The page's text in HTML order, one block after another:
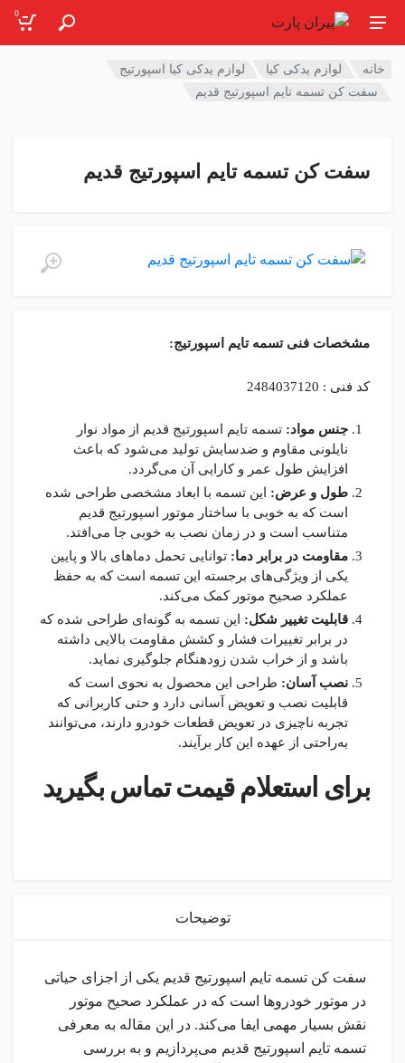
0
خانه لوازم یدکی کیا
لوازم یدکی کیا اسپورتیج
سفت کن تسمه تایم اسپورتیج قدیم
سفت کن تسمه تایم اسپورتیج قدیم
مشخصات فنی تسمه تایم اسپورتیج:
کد فنی : 2484037120
جنس مواد: تسمه تایم اسپورتیج قدیم از مواد نوار
نایلونی مقاوم و ضدسایش تولید می‌شود که باعث
افزایش طول عمر و کارایی آن می‌گردد.
طول و عرض: این تسمه با ابعاد مشخصی طراحی شده
است که به خوبی با ساختار موتور اسپورتیج قدیم
متناسب است و در زمان نصب به خوبی جا می‌افتد.
مقاومت در برابر دما: توانایی تحمل دماهای بالا و پایین
یکی از ویژگی‌های برجسته این تسمه است که به حفظ
عملکرد صحیح موتور کمک می‌کند.
قابلیت تغییر شکل: این تسمه به گونه‌ای طراحی شده که
در برابر تغییرات فشار و کشش مقاومت بالایی داشته
باشد و از خراب شدن زودهنگام جلوگیری نماید.
نصب آسان: طراحی این محصول به نحوی است که
قابلیت نصب و تعویض آسانی دارد و حتی کاربرانی که
تجربه ناچیزی در تعویض قطعات خودرو دارند، می‌توانند
به‌راحتی از عهده این کار برآیند.
برای استعلام قیمت تماس بگیرید
توضیحات
سفت کن تسمه تایم اسپورتیج قدیم یکی از اجزای حیاتی
در موتور خودروها است که در عملکرد صحیح موتور
نقش بسیار مهمی ایفا می‌کند. در این مقاله به معرفی
تسمه تایم اسپورتیج قدیم می‌پردازیم و به بررسی